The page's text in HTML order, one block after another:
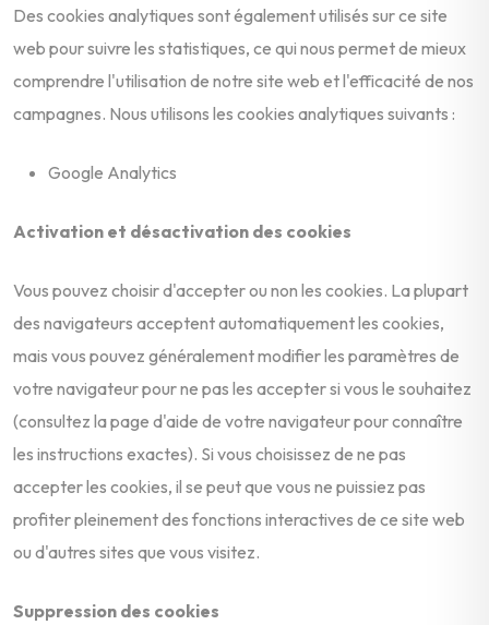
Des cookies analytiques sont également utilisés sur ce site
web pour suivre les statistiques, ce qui nous permet de mieux
comprendre l'utilisation de notre site web et l'efficacité de nos
campagnes. Nous utilisons les cookies analytiques suivants :
Google Analytics
Activation et désactivation des cookies
Vous pouvez choisir d'accepter ou non les cookies. La plupart
des navigateurs acceptent automatiquement les cookies,
mais vous pouvez généralement modifier les paramètres de
votre navigateur pour ne pas les accepter si vous le souhaitez
(consultez la page d'aide de votre navigateur pour connaître
les instructions exactes). Si vous choisissez de ne pas
accepter les cookies, il se peut que vous ne puissiez pas
profiter pleinement des fonctions interactives de ce site web
ou d'autres sites que vous visitez.
Suppression des cookies